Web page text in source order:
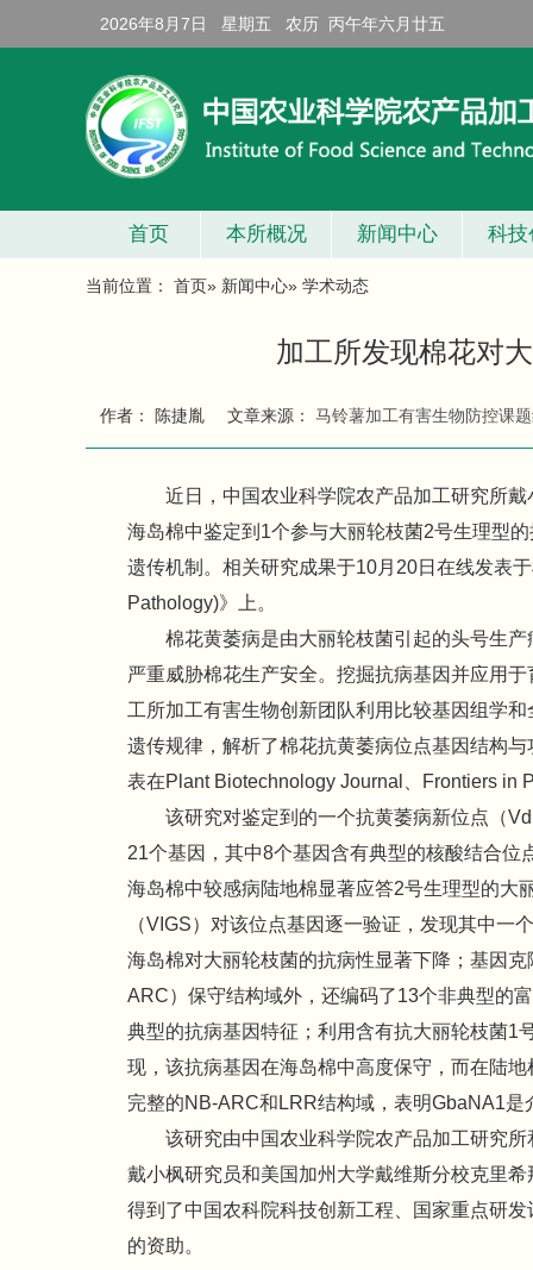
2026年8月7日 星期五 农历 丙午年六月廿五
首页 本所概况 新闻中心 科技
当前位置： 首页» 新闻中心» 学术动态
加工所发现棉花对
作者： 陈捷胤 文章来源： 马铃薯加工有害生物防控课
近日，中国农业科学院农产品加工研究所
海岛棉中鉴定到1个参与大丽轮枝菌2号生理型
遗传机制。相关研究成果于10月20日在线发表
Pathology)》上。
棉花黄萎病是由大丽轮枝菌引起的头号生
严重威胁棉花生产安全。挖掘抗病基因并应用
工所加工有害生物创新团队利用比较基因组学
遗传规律，解析了棉花抗黄萎病位点基因结构
表在Plant Biotechnology Journal、Frontiers in
该研究对鉴定到的一个抗黄萎病新位点（
21个基因，其中8个基因含有典型的核酸结合
海岛棉中较感病陆地棉显著应答2号生理型的大
（VIGS）对该位点基因逐一验证，发现其中
海岛棉对大丽轮枝菌的抗病性显著下降；基因
ARC）保守结构域外，还编码了13个非典型的
典型的抗病基因特征；利用含有抗大丽轮枝菌1
现，该抗病基因在海岛棉中高度保守，而在陆
完整的NB-ARC和LRR结构域，表明GbaNA1
该研究由中国农业科学院农产品加工研究
戴小枫研究员和美国加州大学戴维斯分校克里
得到了中国农科院科技创新工程、国家重点研
的资助。